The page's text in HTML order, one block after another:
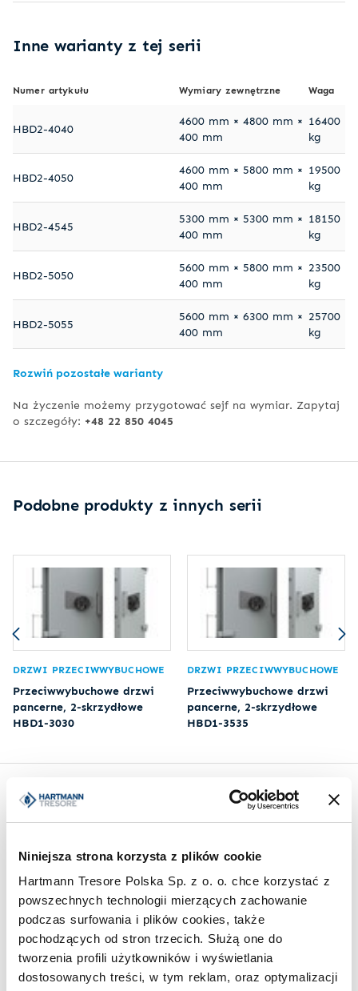
Niniejsza strona korzysta z plików cookie
Hartmann Tresore Polska Sp. z o. o. chce korzystać z
powszechnych technologii mierzących zachowanie
podczas surfowania i plików cookies, także
pochodzących od stron trzecich. Służą one do
tworzenia profili użytkowników i wyświetlania
dostosowanych treści, w tym reklam, oraz optymalizacji
Inne warianty z tej serii
Numer artykułu Wymiary zewnętrzne Waga
HBD2-4040
4600 mm × 4800 mm ×
400 mm
16400
kg
HBD2-4050
4600 mm × 5800 mm ×
400 mm
19500
kg
HBD2-4545
5300 mm × 5300 mm ×
400 mm
18150
kg
HBD2-5050
5600 mm × 5800 mm ×
400 mm
23500
kg
HBD2-5055
5600 mm × 6300 mm ×
400 mm
25700
kg
Rozwiń pozostałe warianty
Na życzenie możemy przygotować sejf na wymiar. Zapytaj
o szczegóły: +48 22 850 4045
Podobne produkty z innych serii
DRZWI PRZECIWWYBUCHOWE
Przeciwwybuchowe drzwi
pancerne, 2-skrzydłowe
HBD1-3030
DRZWI PRZECIWWYBUCHOWE
Przeciwwybuchowe drzwi
pancerne, 2-skrzydłowe
HBD1-3535
Inspiracje